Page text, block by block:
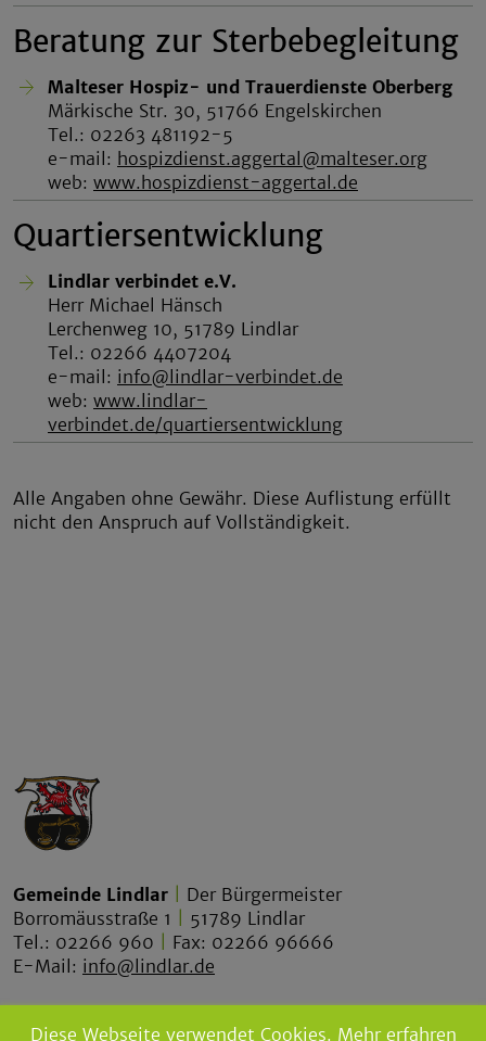
Beratung zur Sterbebegleitung
Malteser Hospiz- und Trauerdienste Oberberg
Märkische Str. 30, 51766 Engelskirchen
Tel.: 02263 481192-5
e-mail: hospizdienst.aggertal@malteser.org
web: www.hospizdienst-aggertal.de
Quartiersentwicklung
Lindlar verbindet e.V.
Herr Michael Hänsch
Lerchenweg 10, 51789 Lindlar
Tel.: 02266 4407204
e-mail: info@lindlar-verbindet.de
web: www.lindlar-
verbindet.de/quartiersentwicklung
Alle Angaben ohne Gewähr. Diese Auflistung erfüllt
nicht den Anspruch auf Vollständigkeit.
Gemeinde Lindlar
Der Bürgermeister
Borromäusstraße 1
51789 Lindlar
Tel.: 02266 960
Fax: 02266 96666
E-Mail: info@lindlar.de
Diese Webseite verwendet Cookies. Mehr erfahren